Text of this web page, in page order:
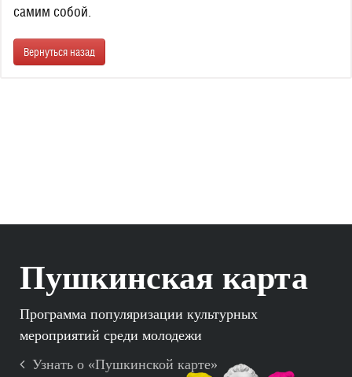
самим собой.
Вернуться назад
Пушкинская карта
Программа популяризации культурных
мероприятий среди молодежи
Узнать о «Пушкинской карте»